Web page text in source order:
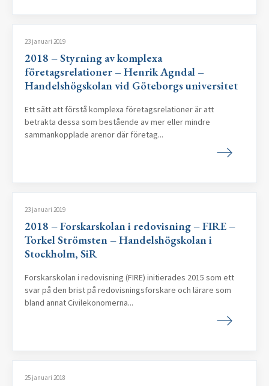
23 januari 2019
2018 – Styrning av komplexa
företagsrelationer – Henrik Agndal –
Handelshögskolan vid Göteborgs universitet
Ett sätt att förstå komplexa företagsrelationer är att
betrakta dessa som bestående av mer eller mindre
sammankopplade arenor där företag...
23 januari 2019
2018 – Forskarskolan i redovisning – FIRE –
Torkel Strömsten – Handelshögskolan i
Stockholm, SiR
Forskarskolan i redovisning (FIRE) initierades 2015 som ett
svar på den brist på redovisningsforskare och lärare som
bland annat Civilekonomerna...
25 januari 2018